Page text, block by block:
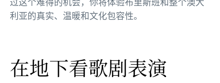
利亚的真实、温暖和文化包容性。
在地下看歌剧表演